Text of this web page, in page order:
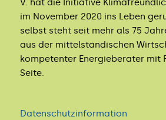
V. hat die Initiative
im November 2020 ins Leben
selbst steht seit mehr als 75
aus der mittelständischen
kompetenter Energieberater mit
Seite.
Datenschutzinformation